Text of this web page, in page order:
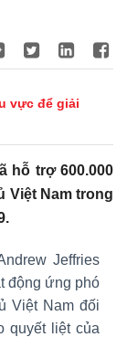
vực để giải
hỗ trợ 600.000
Việt Nam trong
Jeffries
động ứng phó
Việt Nam đối
quyết liệt của